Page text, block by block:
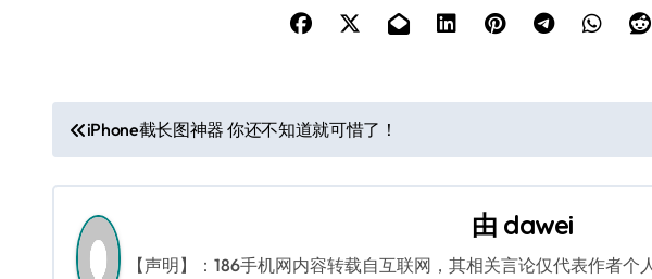
文
章
导
航
iPhone截长图神器 你还不知道就可惜了！
由 dawei
【声明】：186手机网内容转载自互联网，其相关言论仅代表作者个